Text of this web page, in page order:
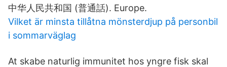
中华人民共和国 (普通話). Europe.
Vilket är minsta tillåtna mönsterdjup på personbil
i sommarväglag
At skabe naturlig immunitet hos yngre fisk skal